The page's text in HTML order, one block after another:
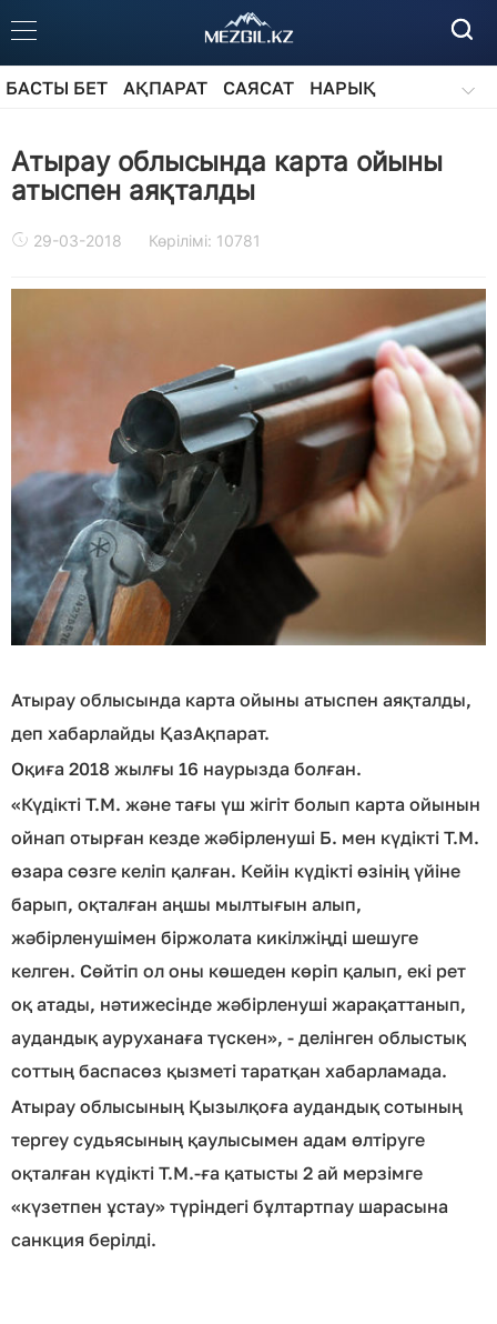
БАСТЫ БЕТ АҚПАРАТ САЯСАТ
НАРЫҚ
Атырау облысында карта ойыны
атыспен аяқталды
29-03-2018 Көрілімі: 10781
Атырау облысында карта ойыны атыспен аяқталды,
деп хабарлайды ҚазАқпарат.
Оқиға 2018 жылғы 16 наурызда болған.
«Күдікті Т.М. және тағы үш жігіт болып карта ойынын
ойнап отырған кезде жәбірленуші Б. мен күдікті Т.М.
өзара сөзге келіп қалған. Кейін күдікті өзінің үйіне
барып, оқталған аңшы мылтығын алып,
жәбірленушімен біржолата кикілжіңді шешуге
келген. Сөйтіп ол оны көшеден көріп қалып, екі рет
оқ атады, нәтижесінде жәбірленуші жарақаттанып,
аудандық ауруханаға түскен», - делінген облыстық
соттың баспасөз қызметі таратқан хабарламада.
Атырау облысының Қызылқоға аудандық сотының
тергеу судьясының қаулысымен адам өлтіруге
оқталған күдікті Т.М.-ға қатысты 2 ай мерзімге
«күзетпен ұстау» түріндегі бұлтартпау шарасына
санкция берілді.